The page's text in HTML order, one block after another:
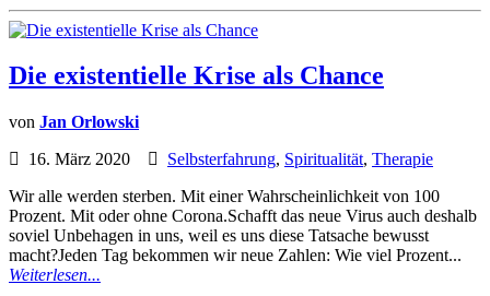
Die existentielle Krise als Chance
von Jan Orlowski
16. März 2020
Selbsterfahrung, Spiritualität, Therapie
Wir alle werden sterben. Mit einer Wahrscheinlichkeit von 100
Prozent. Mit oder ohne Corona.Schafft das neue Virus auch deshalb
soviel Unbehagen in uns, weil es uns diese Tatsache bewusst
macht?Jeden Tag bekommen wir neue Zahlen: Wie viel Prozent...
Weiterlesen...